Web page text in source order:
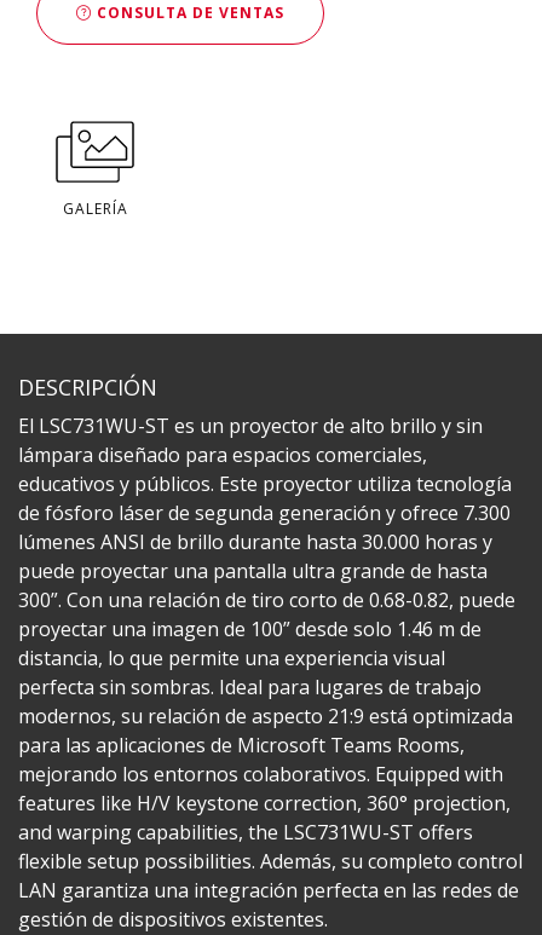
CONSULTA DE VENTAS
GALERÍA
DESCRIPCIÓN
El LSC731WU-ST es un proyector de alto brillo y sin
lámpara diseñado para espacios comerciales,
educativos y públicos. Este proyector utiliza tecnología
de fósforo láser de segunda generación y ofrece 7.300
lúmenes ANSI de brillo durante hasta 30.000 horas y
puede proyectar una pantalla ultra grande de hasta
300”. Con una relación de tiro corto de 0.68-0.82, puede
proyectar una imagen de 100” desde solo 1.46 m de
distancia, lo que permite una experiencia visual
perfecta sin sombras. Ideal para lugares de trabajo
modernos, su relación de aspecto 21:9 está optimizada
para las aplicaciones de Microsoft Teams Rooms,
mejorando los entornos colaborativos. Equipped with
features like H/V keystone correction, 360° projection,
and warping capabilities, the LSC731WU-ST offers
flexible setup possibilities. Además, su completo control
LAN garantiza una integración perfecta en las redes de
gestión de dispositivos existentes.